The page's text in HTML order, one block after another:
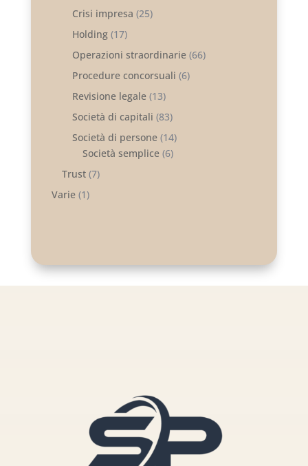
Crisi impresa (25)
Holding(17)
Operazioni straordinarie(66)
Procedure concorsuali (6)
Revisione legale(13)
Società di capitali (83)
Società di persone(14)
Società semplice(6)
Trust(7)
Varie(1)